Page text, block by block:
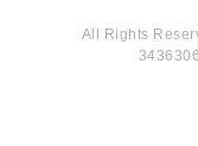
All Rights